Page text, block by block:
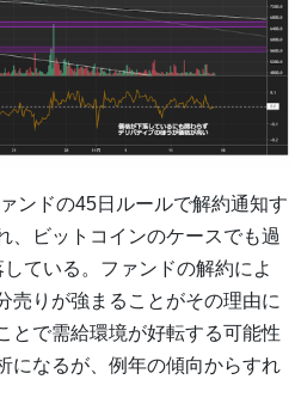
ンドの45日ルールで解約通知す
、ビットコインのケースでも過
ている。ファンドの解約によ
売りが強まることがその理由に
とで需給環境が好転する可能性
になるが、例年の傾向からすれ